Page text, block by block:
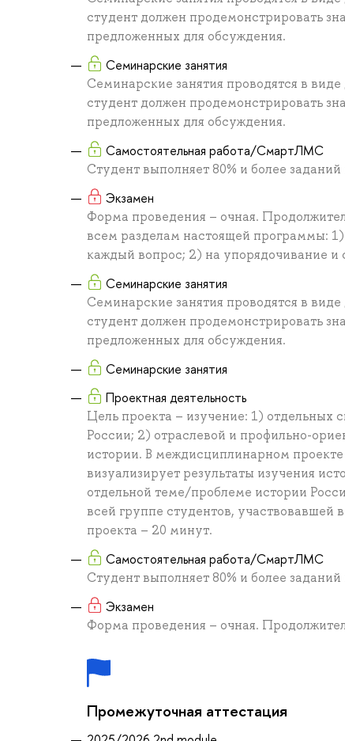
студент должен продемонстрировать
предложенных для обсуждения.
Семинарские занятия
Семинарские занятия проводятся в
студент должен продемонстрировать
предложенных для обсуждения.
Самостоятельная работа/СмартЛМС
Студент выполняет 80% и более
Экзамен
Форма проведения – очная.
всем разделам настоящей программы:
каждый вопрос; 2) на упорядочивание и
Семинарские занятия
Семинарские занятия проводятся в
студент должен продемонстрировать
предложенных для обсуждения.
Семинарские занятия
Проектная деятельность
Цель проекта – изучение: 1) отдельных
России; 2) отраслевой и профильно-
истории. В междисциплинарном
визуализирует результаты изучения
отдельной теме/проблеме истории
всей группе студентов, участвовавшей
проекта – 20 минут.
Самостоятельная работа/СмартЛМС
Студент выполняет 80% и более
Экзамен
Форма проведения – очная.
Промежуточная аттестация